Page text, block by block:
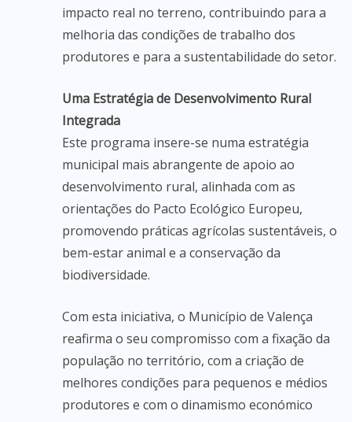
impacto real no terreno, contribuindo para a
melhoria das condições de trabalho dos
produtores e para a sustentabilidade do setor.
Uma Estratégia de Desenvolvimento Rural
Integrada
Este programa insere-se numa estratégia
municipal mais abrangente de apoio ao
desenvolvimento rural, alinhada com as
orientações do Pacto Ecológico Europeu,
promovendo práticas agrícolas sustentáveis, o
bem-estar animal e a conservação da
biodiversidade.
Com esta iniciativa, o Município de Valença
reafirma o seu compromisso com a fixação da
população no território, com a criação de
melhores condições para pequenos e médios
produtores e com o dinamismo económico